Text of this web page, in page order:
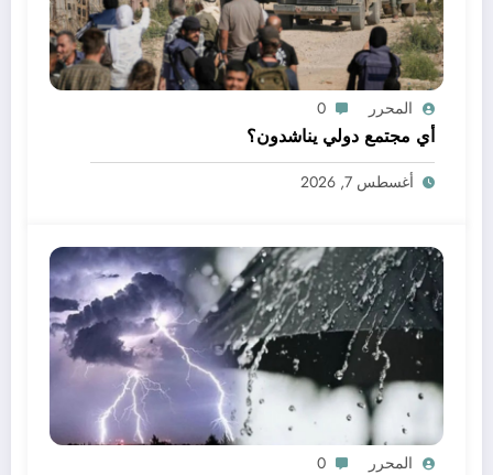
المحرر 0
أي مجتمع دولي يناشدون؟
أغسطس 7, 2026
المحرر 0